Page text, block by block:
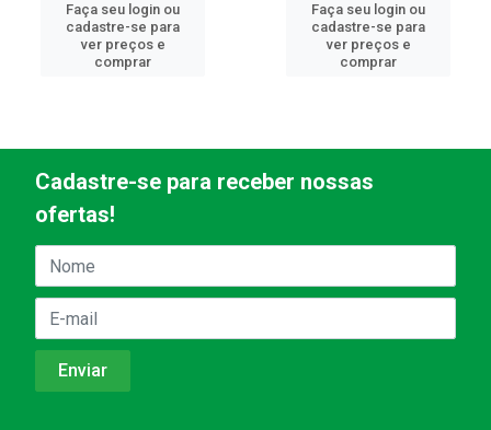
Faça seu login ou
cadastre-se para
ver preços e
comprar
Faça seu login ou
cadastre-se para
ver preços e
comprar
Cadastre-se para receber nossas
ofertas!